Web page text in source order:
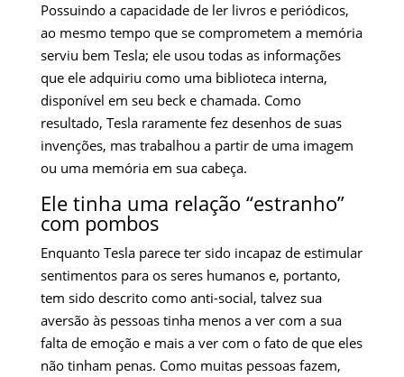
Possuindo a capacidade de ler livros e periódicos,
ao mesmo tempo que se comprometem a memória
serviu bem Tesla; ele usou todas as informações
que ele adquiriu como uma biblioteca interna,
disponível em seu beck e chamada. Como
resultado, Tesla raramente fez desenhos de suas
invenções, mas trabalhou a partir de uma imagem
ou uma memória em sua cabeça.
Ele tinha uma relação “estranho”
com pombos
Enquanto Tesla parece ter sido incapaz de estimular
sentimentos para os seres humanos e, portanto,
tem sido descrito como anti-social, talvez sua
aversão às pessoas tinha menos a ver com a sua
falta de emoção e mais a ver com o fato de que eles
não tinham penas. Como muitas pessoas fazem,